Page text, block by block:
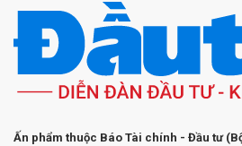
Ấn phẩm thuộc Báo Tài chính - Đầu tư